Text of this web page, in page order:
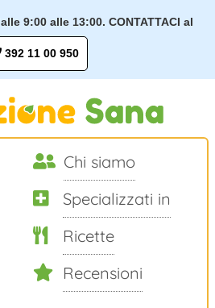
9:00 alle 13:00. CONTATTACI al
392 11 00 950
Chi siamo
Specializzati in
Ricette
Recensioni